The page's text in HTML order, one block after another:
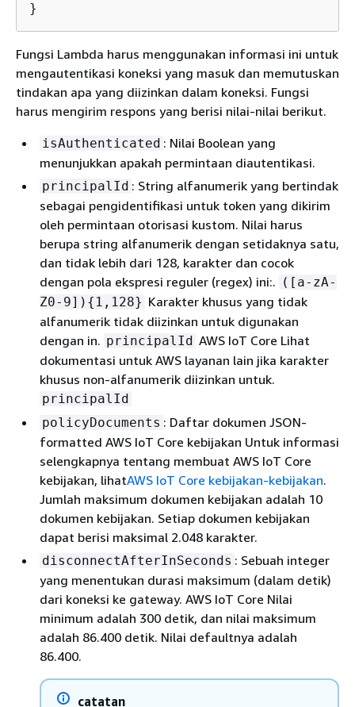
}
Fungsi Lambda harus menggunakan informasi ini untuk
mengautentikasi koneksi yang masuk dan memutuskan
tindakan apa yang diizinkan dalam koneksi. Fungsi
harus mengirim respons yang berisi nilai-nilai berikut.
isAuthenticated : Nilai Boolean yang
menunjukkan apakah permintaan diautentikasi.
principalId : String alfanumerik yang bertindak
sebagai pengidentifikasi untuk token yang dikirim
oleh permintaan otorisasi kustom. Nilai harus
berupa string alfanumerik dengan setidaknya satu,
dan tidak lebih dari 128, karakter dan cocok
dengan pola ekspresi reguler (regex) ini:. ([a-zA-
Z0-9]) { 1,128} Karakter khusus yang tidak
alfanumerik tidak diizinkan untuk digunakan
dengan in. principalId AWS IoT Core Lihat
dokumentasi untuk AWS layanan lain jika karakter
khusus non-alfanumerik diizinkan untuk.
principalId
policyDocuments : Daftar dokumen JSON-
formatted AWS IoT Core kebijakan Untuk informasi
selengkapnya tentang membuat AWS IoT Core
kebijakan, lihatAWS IoT Core kebijakan-kebijakan.
Jumlah maksimum dokumen kebijakan adalah 10
dokumen kebijakan. Setiap dokumen kebijakan
dapat berisi maksimal 2.048 karakter.
disconnectAfterInSeconds : Sebuah integer
yang menentukan durasi maksimum (dalam detik)
dari koneksi ke gateway. AWS IoT Core Nilai
minimum adalah 300 detik, dan nilai maksimum
adalah 86.400 detik. Nilai defaultnya adalah
86.400.
catatan